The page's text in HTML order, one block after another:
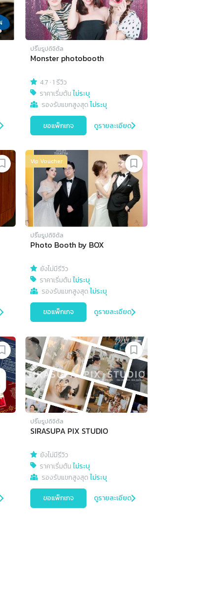
ปริ๊นรูปดิจิตัล
Monster photobooth
4.7 ·1 รีวิว
ราคาเริ่มต้นไม่ระบุ
รองรับแขกสูงสุดไม่ระบุ
ขอแพ็กเกจ ดูรายละเอียด
Vip Voucher
ปริ๊นรูปดิจิตัล
Photo Booth by BOX
ยังไม่มีรีวิว
ราคาเริ่มต้นไม่ระบุ
รองรับแขกสูงสุดไม่ระบุ
ขอแพ็กเกจ ดูรายละเอียด
ปริ๊นรูปดิจิตัล
SIRASUPA PIX STUDIO
ยังไม่มีรีวิว
ราคาเริ่มต้นไม่ระบุ
รองรับแขกสูงสุดไม่ระบุ
ขอแพ็กเกจ ดูรายละเอียด